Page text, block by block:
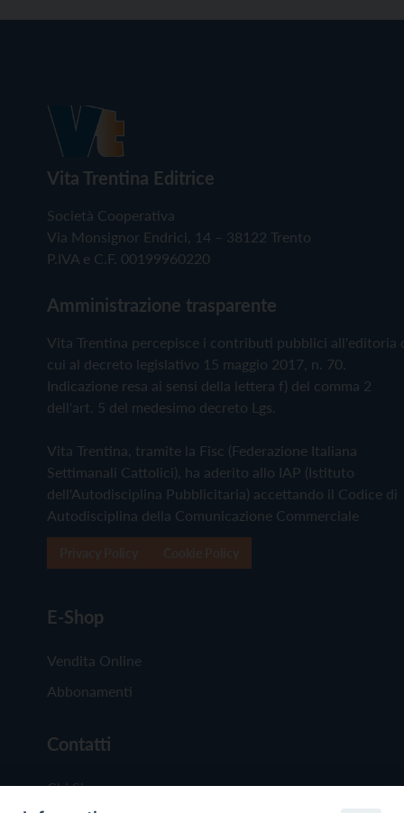
Vita Trentina Editrice
Società Cooperativa
Via Monsignor Endrici, 14 – 38122 Trento
P.IVA e C.F. 00199960220
Amministrazione trasparente
Vita Trentina percepisce i contributi pubblici all'editoria
cui al decreto legislativo 15 maggio 2017, n. 70.
Indicazione resa ai sensi della lettera f) del comma 2
dell'art. 5 del medesimo decreto Lgs.
Vita Trentina, tramite la Fisc (Federazione Italiana
Settimanali Cattolici), ha aderito allo IAP (Istituto
dell'Autodisciplina Pubblicitaria) accettando il Codice di
Autodisciplina della Comunicazione Commerciale
E-Shop
Vendita Online
Abbonamenti
Contatti
Chi Siamo